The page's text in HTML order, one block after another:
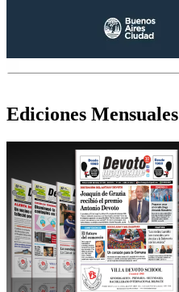
Ediciones Mensuales